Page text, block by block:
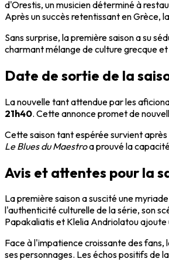
d'Orestis, un musicien déterminé à
Après un succès retentissant en Grèce,
Sans surprise, la première saison a su
charmant mélange de culture grecque
Date de sortie de la
La nouvelle tant attendue par les
21h40. Cette annonce promet de
Cette saison tant espérée survient
Le Blues du Maestroa prouvé la
Avis et attentes pour la
La première saison a suscité une
l'authenticité culturelle de la série, son
Papakaliatis et Klelia Andriolatou
Face à l'impatience croissante des
ses personnages. Les échos positifs de